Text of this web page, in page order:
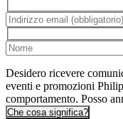
Desidero ricevere
eventi e promozioni
comportamento. Posso
Che cosa significa?